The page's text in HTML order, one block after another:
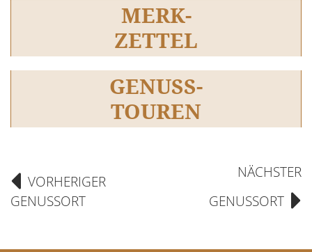
MERK-
ZETTEL
GENUSS-
TOUREN
VORHERIGER
GENUSSORT
NÄCHSTER
GENUSSORT